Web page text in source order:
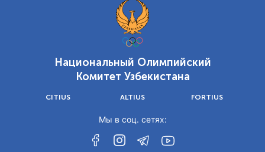
Национальный Олимпийский
Комитет Узбекистана
CITIUS ALTIUS FORTIUS
Мы в соц. сетях: